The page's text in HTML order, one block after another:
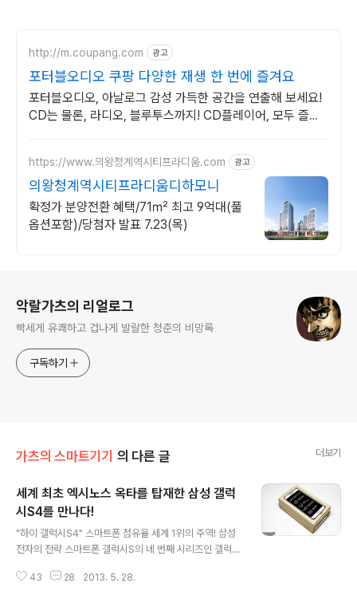
http://m.coupang.com 광고
포터블오디오 쿠팡 다양한 재생 한 번에 즐겨요
포터블오디오, 아날로그 감성 가득한 공간을 연출해 보세요!
CD는 물론, 라디오, 블루투스까지! CD플레이어, 모두 즐기
https://www.의왕청계역시티프라디움.com 광고
의왕청계역시티프라디움디하모니
확정가 분양전환 혜택/71㎡ 최고 9억대(풀
옵션포함)/당첨자 발표 7.23(목)
악랄가츠의 리얼로그
빡세게 유쾌하고 겁나게 발랄한 청춘의 비망록
구독하기
가츠의 스마트기기 의 다른 글 더보기
세계 최초 엑시노스 옥타를 탑재한 삼성 갤럭
시S4를 만나다!
"하이 갤럭시S4" 스마트폰 점유율 세계 1위의 주역! 삼성
전자의 전략 스마트폰 갤럭시S의 네 번째 시리즈인 갤럭시
른 엑시노스 옥타를 탑재한다고 하여 큰 화제가 되었다. 그
43 28 2013. 5. 28.